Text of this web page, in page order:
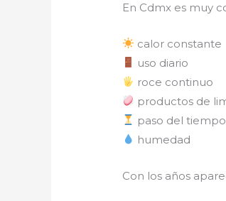
En Cdmx es muy
calor constante
uso diario
roce continuo
productos de
paso del tiempo
humedad
Con los años